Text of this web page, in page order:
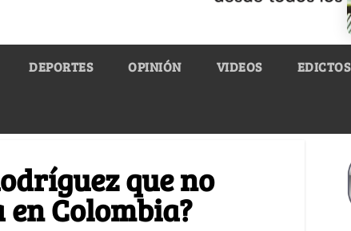
DEPORTES OPINIÓN VIDEOS EDICTOS
que no
Colombia?